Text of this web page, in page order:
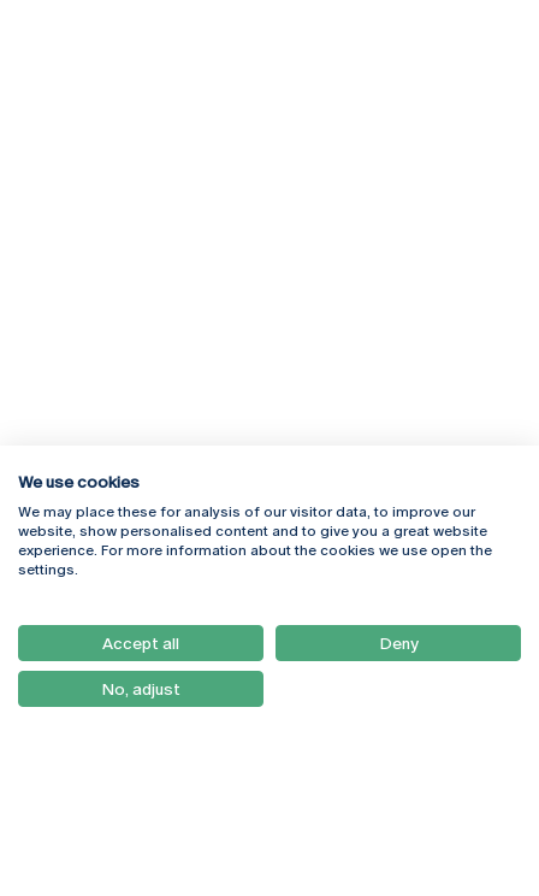
Rua Diogo Botelho 1327
4169-005 Porto
+351 226 196 240
Campus Online
Webmail
Como Chegar
Newsletter
We use cookies
We may place these for analysis of our visitor data, to improve our
website, show personalised content and to give you a great website
experience. For more information about the cookies we use open the
settings.
Accept all Deny
No, adjust